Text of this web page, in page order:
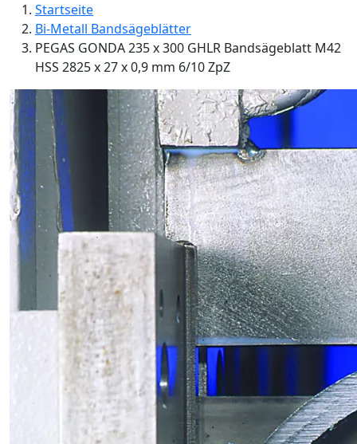
Startseite
Bi-Metall Bandsägeblätter
PEGAS GONDA 235 x 300 GHLR Bandsägeblatt M42
HSS 2825 x 27 x 0,9 mm 6/10 ZpZ